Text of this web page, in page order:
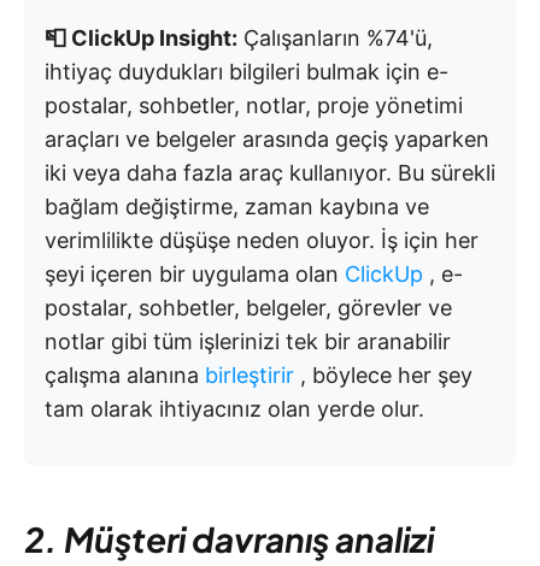
📮 ClickUp Insight: Çalışanların %74'ü,
ihtiyaç duydukları bilgileri bulmak için e-
postalar, sohbetler, notlar, proje yönetimi
araçları ve belgeler arasında geçiş yaparken
iki veya daha fazla araç kullanıyor. Bu sürekli
bağlam değiştirme, zaman kaybına ve
verimlilikte düşüşe neden oluyor. İş için her
şeyi içeren bir uygulama olan ClickUp , e-
postalar, sohbetler, belgeler, görevler ve
notlar gibi tüm işlerinizi tek bir aranabilir
çalışma alanına birleştirir , böylece her şey
tam olarak ihtiyacınız olan yerde olur.
2. Müşteri davranış analizi